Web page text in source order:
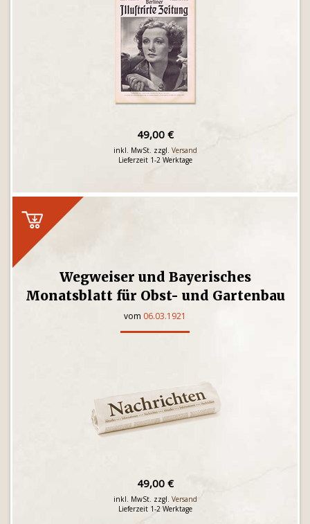
49,00 €
inkl. MwSt. zzgl. Versand
Lieferzeit 1-2 Werktage
Wegweiser und Bayerisches
Monatsblatt für Obst- und Gartenbau
vom 06.03.1921
49,00 €
inkl. MwSt. zzgl. Versand
Lieferzeit 1-2 Werktage